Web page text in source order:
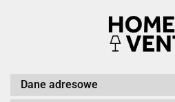
Dane adresowe